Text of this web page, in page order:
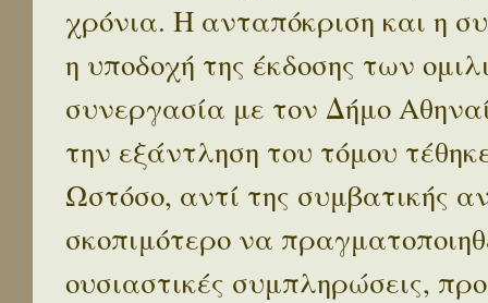
χρόνια. Η ανταπόκριση και η
η υποδοχή της έκδοσης των
συνεργασία με τον Δήμο
την εξάντληση του τόμου
Ωστόσο, αντί της συμβατικής
σκοπιμότερο να
ουσιαστικές συμπληρώσεις,